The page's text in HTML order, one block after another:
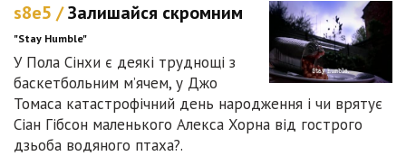
s8e5 /Залишайся скромним
"Stay Humble"
У Пола Сінхи є деякі труднощі з
баскетбольним м’ячем, у Джо
Томаса катастрофічний день народження і чи врятує
Сіан Гібсон маленького Алекса Хорна від гострого
дзьоба водяного птаха?.